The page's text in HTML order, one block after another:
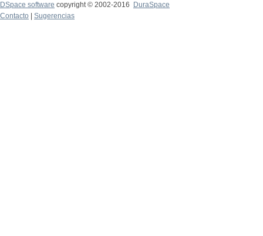
DSpace software copyright © 2002-2016
DuraSpace
Contacto
Sugerencias